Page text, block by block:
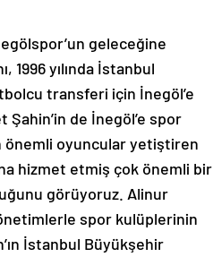
geleceğine
1996 yılında İstanbul
transferi için İnegöl’e
de İnegöl’e spor
önemli oyuncular yetiştiren
hizmet etmiş çok önemli bir
görüyoruz. Alinur
spor kulüplerinin
İstanbul Büyükşehir